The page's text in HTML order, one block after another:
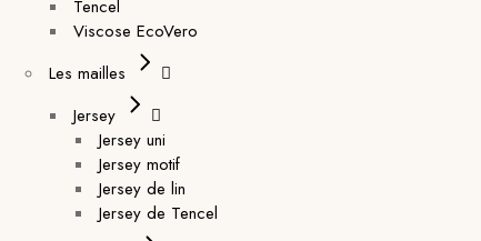
Tencel
Viscose EcoVero
Les mailles
Jersey
Jersey uni
Jersey motif
Jersey de lin
Jersey de Tencel